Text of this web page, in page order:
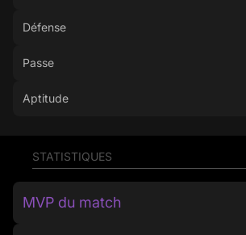
Défense
Passe
Aptitude
STATISTIQUES
MVP du match